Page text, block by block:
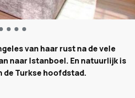
van haar rust na de vele
naar Istanboel. En natuurlijk is
de Turkse hoofdstad.